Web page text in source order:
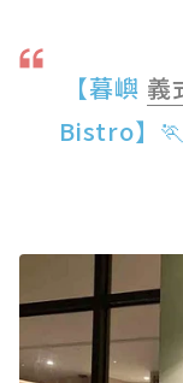
【暮嶼 義
Bistro】